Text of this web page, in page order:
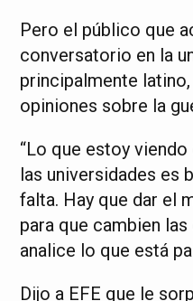
Pero el público que
conversatorio en la
principalmente
opiniones sobre la
“Lo que estoy
las universidades es
falta. Hay que dar el
para que cambien
analice lo que está
Dijo a EFE que le